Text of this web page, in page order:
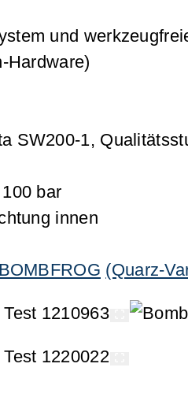
und
Hardware)
SW200-1,
bar
innen
(Quarz-